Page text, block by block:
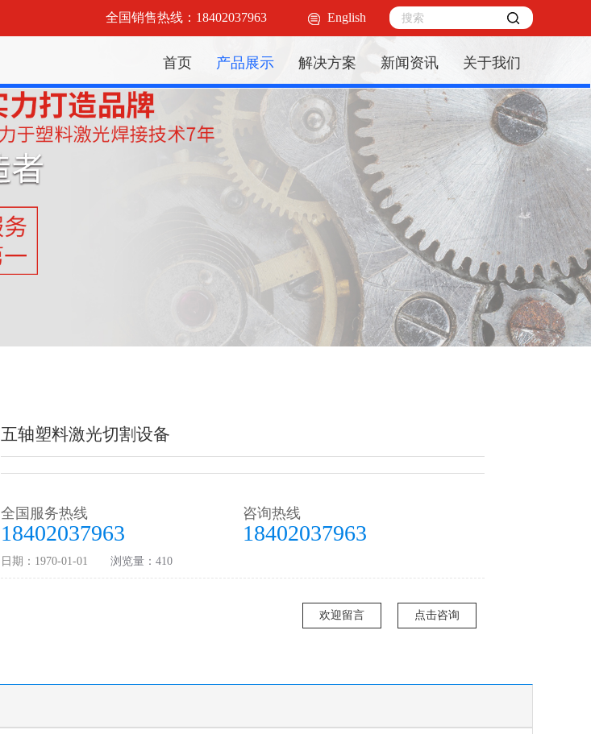
English
全国销售热线：18402037963
首页 产品展示 解决方案 新闻资讯 关于我们
五轴塑料激光切割设备
全国服务热线
18402037963
咨询热线
18402037963
日期：1970-01-01 浏览量：410
欢迎留言 点击咨询